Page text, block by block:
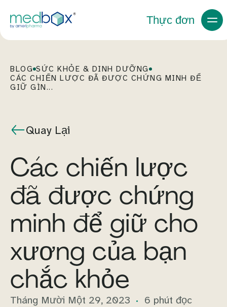
Thực đơn
BLOG SỨC KHỎE & DINH DƯỠNG
CÁC CHIẾN LƯỢC ĐÃ ĐƯỢC CHỨNG MINH ĐỂ
GIỮ GÌN...
Quay Lại
Các chiến lược
đã được chứng
minh để giữ cho
xương của bạn
chắc khỏe
Tháng Mười Một 29, 2023 6 phút đọc